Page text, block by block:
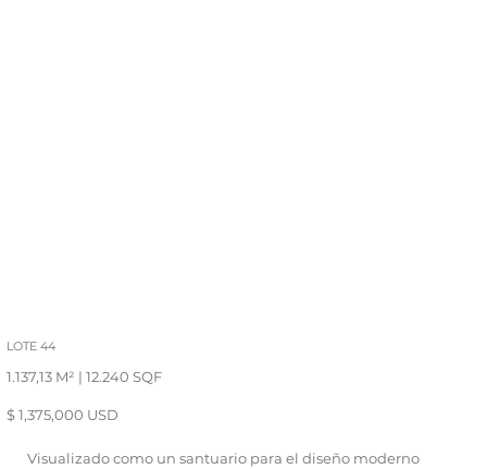
LOTE 44
1.137,13 M² | 12.240 SQF
$ 1,375,000 USD
Visualizado como un santuario para el diseño moderno